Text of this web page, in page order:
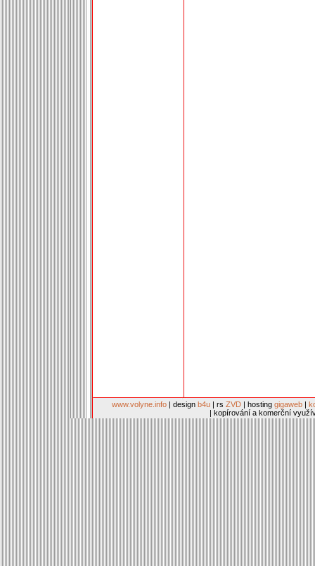
www.volyne.info | design b4u | rs ZVD | hosting gigaweb |
| kopírování a komerční